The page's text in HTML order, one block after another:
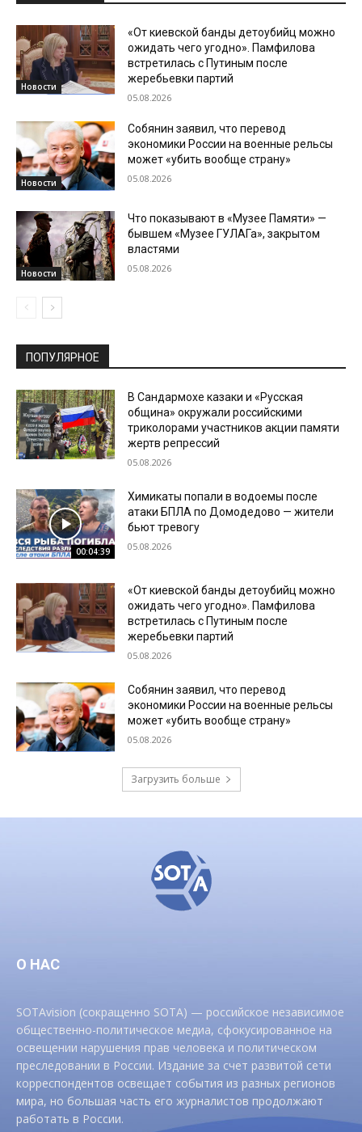
Новости
«От киевской банды детоубийц можно
ожидать чего угодно». Памфилова
встретилась с Путиным после
жеребьевки партий
05.08.2026
Новости
Собянин заявил, что перевод
экономики России на военные рельсы
может «убить вообще страну»
05.08.2026
Новости
Что показывают в «Музее Памяти» —
бывшем «Музее ГУЛАГа», закрытом
властями
05.08.2026
ПОПУЛЯРНОЕ
В Сандармохе казаки и «Русская
община» окружали российскими
триколорами участников акции памяти
жертв репрессий
05.08.2026
00:04:39
Химикаты попали в водоемы после
атаки БПЛА по Домодедово — жители
бьют тревогу
05.08.2026
«От киевской банды детоубийц можно
ожидать чего угодно». Памфилова
встретилась с Путиным после
жеребьевки партий
05.08.2026
Собянин заявил, что перевод
экономики России на военные рельсы
может «убить вообще страну»
05.08.2026
Загрузить больше
О НАС
SOTAvision (сокращенно SOTA) — российское независимое
общественно-политическое медиа, сфокусированное на
освещении нарушения прав человека и политическом
преследовании в России. Издание за счет развитой сети
корреспондентов освещает события из разных регионов
мира, но большая часть его журналистов продолжают
работать в России.